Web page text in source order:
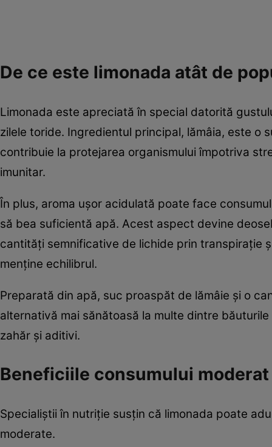
De ce este limonada atât de
Limonada este apreciată în special datorită
zilele toride. Ingredientul principal, lămâia, este
contribuie la protejarea organismului împotriva
imunitar.
În plus, aroma ușor acidulată poate face
să bea suficientă apă. Acest aspect devine
cantități semnificative de lichide prin transpirație
menține echilibrul.
Preparată din apă, suc proaspăt de lămâie și o
alternativă mai sănătoasă la multe dintre
zahăr și aditivi.
Beneficiile consumului moderat
Specialiștii în nutriție susțin că limonada poate
moderate.